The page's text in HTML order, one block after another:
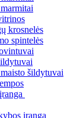
krosnelės
spintelės
šildytuvai
įranga